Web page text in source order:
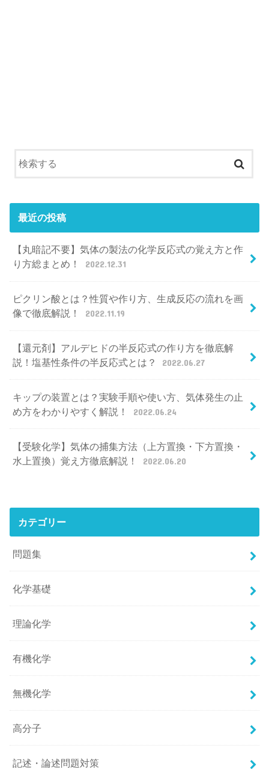
最近の投稿
【丸暗記不要】気体の製法の化学反応式の覚え方と作
り方総まとめ！
2022.12.31
ピクリン酸とは？性質や作り方、生成反応の流れを画
像で徹底解説！
2022.11.19
【還元剤】アルデヒドの半反応式の作り方を徹底解
説！塩基性条件の半反応式とは？
2022.06.27
キップの装置とは？実験手順や使い方、気体発生の止
め方をわかりやすく解説！
2022.06.24
【受験化学】気体の捕集方法（上方置換・下方置換・
水上置換）覚え方徹底解説！
2022.06.20
カテゴリー
問題集
化学基礎
理論化学
有機化学
無機化学
高分子
記述・論述問題対策